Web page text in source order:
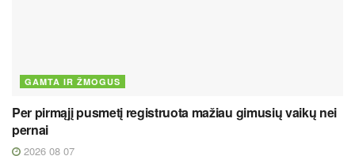
GAMTA IR ŽMOGUS
Per pirmąjį pusmetį registruota mažiau gimusių vaikų nei
pernai
2026 08 07